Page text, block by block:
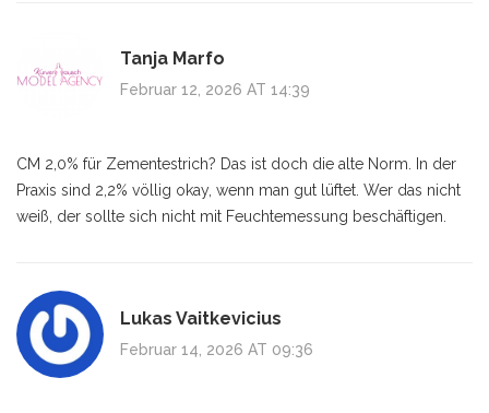
Tanja Marfo
Februar 12, 2026 AT 14:39
CM 2,0% für Zementestrich? Das ist doch die alte Norm. In der
Praxis sind 2,2% völlig okay, wenn man gut lüftet. Wer das nicht
weiß, der sollte sich nicht mit Feuchtemessung beschäftigen.
Lukas Vaitkevicius
Februar 14, 2026 AT 09:36